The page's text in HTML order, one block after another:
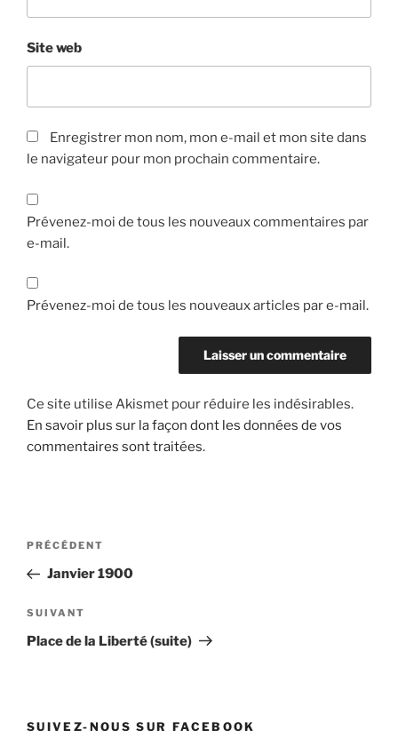
Site web
Enregistrer mon nom, mon e-mail et mon site dans
le navigateur pour mon prochain commentaire.
Prévenez-moi de tous les nouveaux commentaires par
e-mail.
Prévenez-moi de tous les nouveaux articles par e-mail.
Ce site utilise Akismet pour réduire les indésirables.
En savoir plus sur la façon dont les données de vos
commentaires sont traitées.
Navigation
l’article
Article
précédent
PRÉCÉDENT
Janvier 1900
Article
suivant
SUIVANT
Place de la Liberté (suite)
SUIVEZ-NOUS SUR FACEBOOK